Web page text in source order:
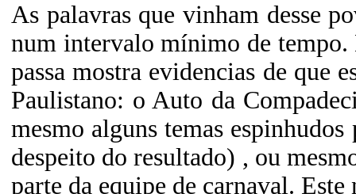
As palavras que vinham desse
num intervalo mínimo de tempo.
passa mostra evidencias de que
Paulistano: o Auto da
mesmo alguns temas
despeito do resultado) , ou
parte da equipe de carnaval.